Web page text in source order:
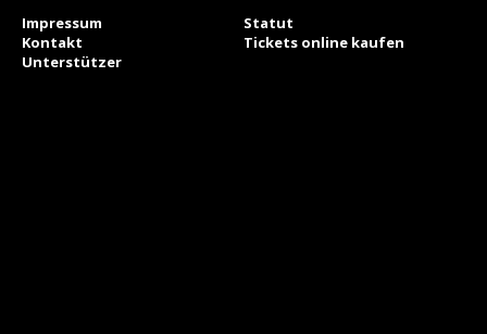
Impressum
Statut
Kontakt
Tickets online kaufen
Unterstützer